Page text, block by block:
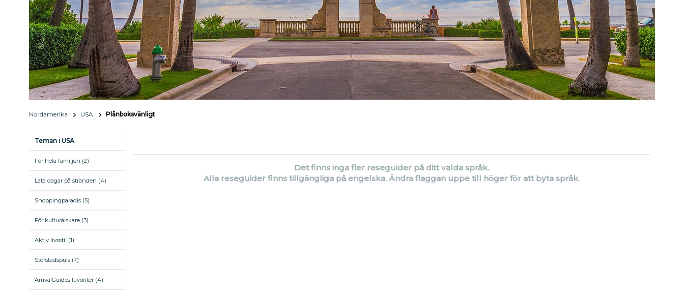
Nordamerika USA Plånboksvänligt
Teman i USA
För hela familjen (2)
Lata dagar på stranden (4)
Shoppingparadis (5)
För kulturälskare (3)
Aktiv livsstil (1)
Storstadspuls (7)
ArrivalGuides favoriter (4)
Det finns inga fler reseguider på ditt valda språk.
Alla reseguider finns tillgängliga på engelska. Ändra flaggan uppe till höger för att byta språk.